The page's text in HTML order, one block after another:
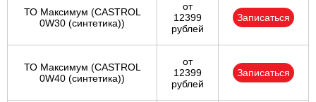
ТО Максимум (CASTROL
0W30 (синтетика))
от
12399
рублей
Записаться
ТО Максимум (CASTROL
0W40 (синтетика))
от
12399
рублей
Записаться